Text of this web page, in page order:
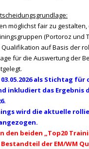
möglichst fair zu
(Portoroz und
Qualifikation auf Basis der
für die Auswertung der
als Stichtag für
inkludiert das Ergebnis
wird die aktuelle
den beiden „Top20
der EM/WM